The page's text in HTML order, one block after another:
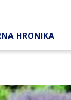
HRONIKA